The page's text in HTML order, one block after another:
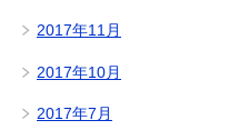
2017年11月
2017年10月
2017年7月